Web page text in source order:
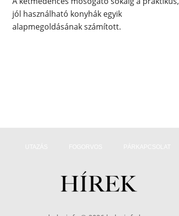
jól használható konyhák egyik
alapmegoldásának számított.